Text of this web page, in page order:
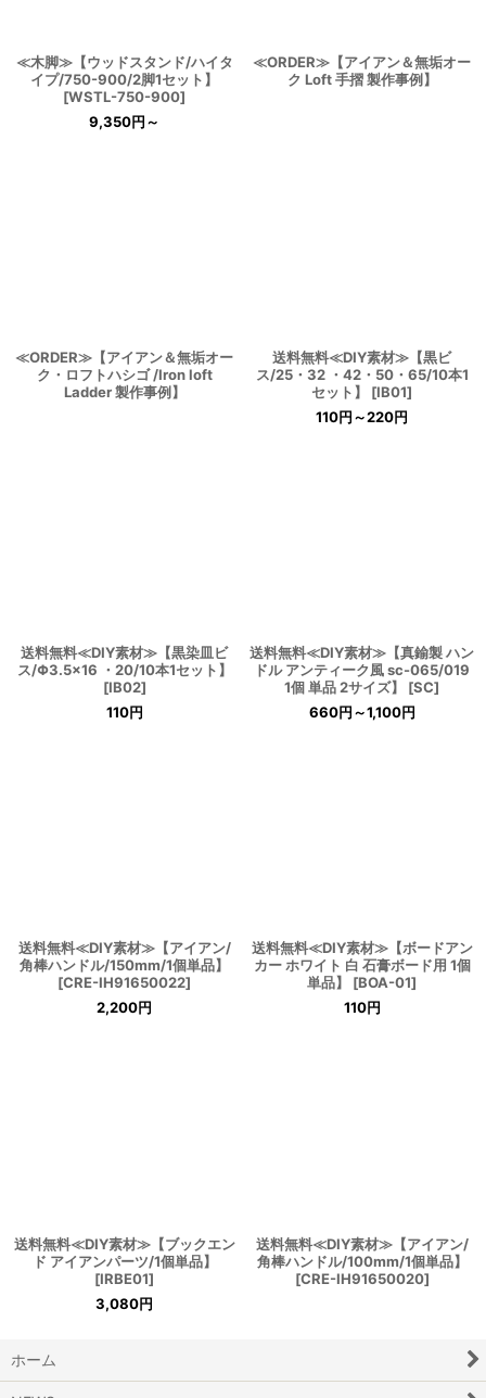
≪木脚≫【ウッドスタンド/ハイタ
イプ/750-900/2脚1セット】
[WSTL-750-900]
9,350円～
≪ORDER≫【アイアン＆無垢オー
ク Loft 手摺 製作事例】
≪ORDER≫【アイアン＆無垢オー
ク・ロフトハシゴ /Iron loft
Ladder 製作事例】
送料無料≪DIY素材≫【黒ビ
ス/25・32 ・42・50・65/10本1
セット】
[IB01]
110円～220円
送料無料≪DIY素材≫【黒染皿ビ
ス/Φ3.5×16 ・20/10本1セット】
[IB02]
110円
送料無料≪DIY素材≫【真鍮製 ハン
ドル アンティーク風 sc-065/019
1個 単品 2サイズ】
[SC]
660円～1,100円
送料無料≪DIY素材≫【アイアン/
角棒ハンドル/150mm/1個単品】
[CRE-IH91650022]
2,200円
送料無料≪DIY素材≫【ボードアン
カー ホワイト 白 石膏ボード用 1個
単品】
[BOA-01]
110円
送料無料≪DIY素材≫【ブックエン
ド アイアンパーツ/1個単品】
[IRBE01]
3,080円
送料無料≪DIY素材≫【アイアン/
角棒ハンドル/100mm/1個単品】
[CRE-IH91650020]
ホーム